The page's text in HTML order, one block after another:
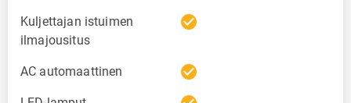
Kuljettajan istuimen
ilmajousitus
check_circle
AC automaattinen check_circle